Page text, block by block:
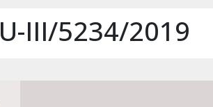
U-III/5234/2019